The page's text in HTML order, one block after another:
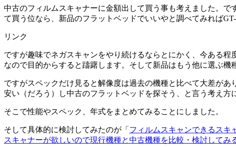
中古のフィルムスキャナーに金額出して買う事も考えました。
て買う位なら、新品のフラットベッドでいいやと調べてみれば
リンク
ですが趣味でネガスキャンをやり続けるならとにかく、今ある
なので目的からすると躊躇します。そして新品はもう他に選ぶ機
ですがスペックだけ見ると解像度は過去の機種と比べて大差が
安い（だろう）し中古のフラットベッドを探そう、と言う考え方
そこで性能やスペック、年式をまとめてみることにしました。
そして具体的に検討してみたのが「 フィルムスキャンできるス
スキャナーが欲しいので現行機種と中古機種を比較・検討して